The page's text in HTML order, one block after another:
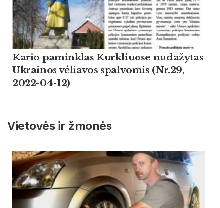
Kario paminklas Kurkliuose nudažytas
Ukrainos vėliavos spalvomis (Nr.29,
2022-04-12)
Vietovės ir žmonės